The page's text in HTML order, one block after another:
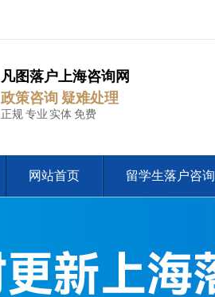
凡图落户上海咨询网
政策咨询 疑难处理
正规 专业 实体 免费
网站首页 留学生落户咨询